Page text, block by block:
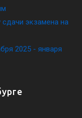
экзамена на
2025 - января